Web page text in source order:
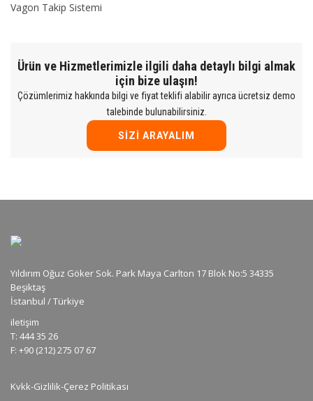
Vagon Takip Sistemi
Ürün ve Hizmetlerimizle ilgili daha detaylı bilgi almak
için bize ulaşın!
Çözümlerimiz hakkında bilgi ve fiyat teklifi alabilir ayrıca ücretsiz demo
talebinde bulunabilirsiniz.
SIZI ARAYALIM
Yıldırım Oğuz Göker Sok. Park Maya Carlton 17 Blok No:5 34335
Beşiktaş
İstanbul / Türkiye
iletişim
T: 444 35 26
F: +90 (212) 275 07 67
Kvkk-Gizlilik-Çerez Politikası